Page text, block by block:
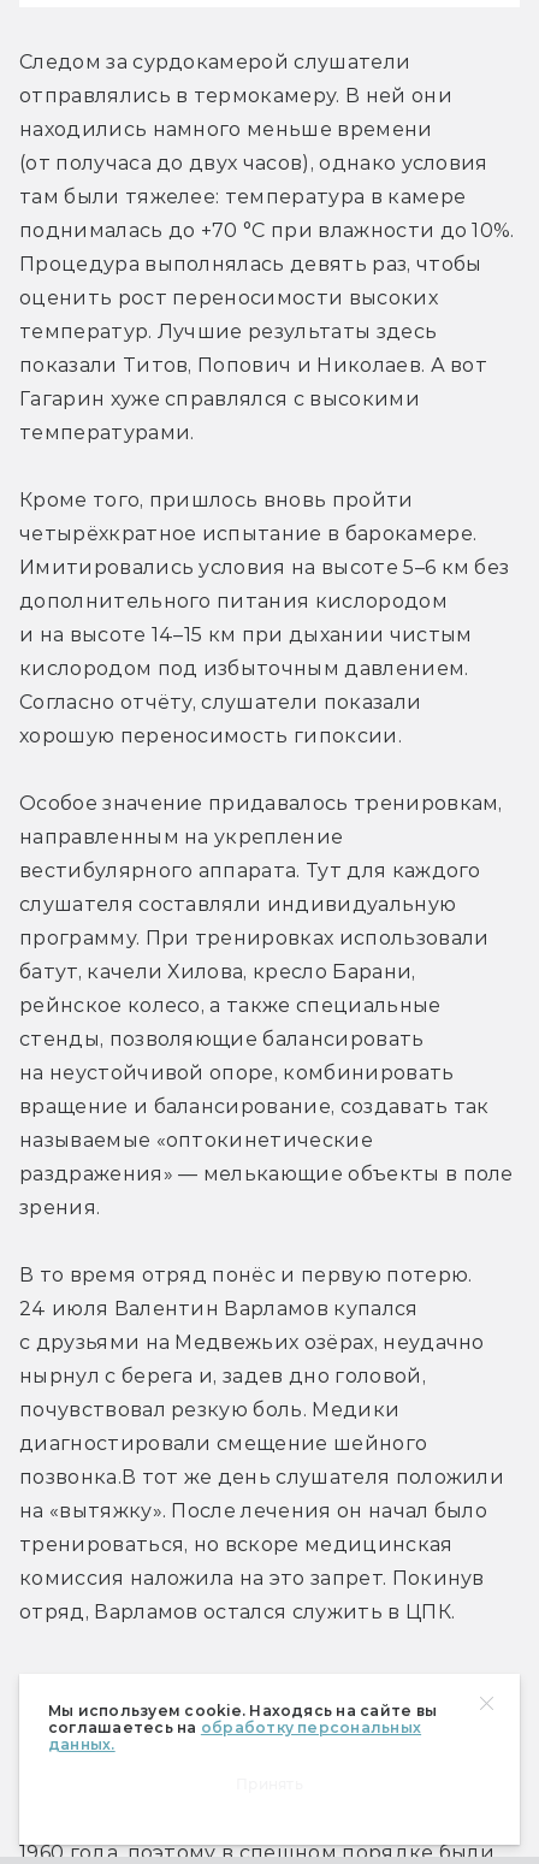
Мы используем cookie. Находясь на сайте вы
соглашаетесь на обработку персональных
данных.
Следом за сурдокамерой слушатели
отправлялись в термокамеру. В ней они
находились намного меньше времени
(от получаса до двух часов), однако условия
там были тяжелее: температура в камере
поднималась до +70 °С при влажности до 10%.
Процедура выполнялась девять раз, чтобы
оценить рост переносимости высоких
температур. Лучшие результаты здесь
показали Титов, Попович и Николаев. А вот
Гагарин хуже справлялся с высокими
температурами.
Кроме того, пришлось вновь пройти
четырёхкратное испытание в барокамере.
Имитировались условия на высоте 5–6 км без
дополнительного питания кислородом
и на высоте 14–15 км при дыхании чистым
кислородом под избыточным давлением.
Согласно отчёту, слушатели показали
хорошую переносимость гипоксии.
Особое значение придавалось тренировкам,
направленным на укрепление
вестибулярного аппарата. Тут для каждого
слушателя составляли индивидуальную
программу. При тренировках использовали
батут, качели Хилова, кресло Барани,
рейнское колесо, а также специальные
стенды, позволяющие балансировать
на неустойчивой опоре, комбинировать
вращение и балансирование, создавать так
называемые «оптокинетические
раздражения» — мелькающие объекты в поле
зрения.
В то время отряд понёс и первую потерю.
24 июля Валентин Варламов купался
с друзьями на Медвежьих озёрах, неудачно
нырнул с берега и, задев дно головой,
почувствовал резкую боль. Медики
диагностировали смещение шейного
позвонка.В тот же день слушателя положили
на «вытяжку». После лечения он начал было
тренироваться, но вскоре медицинская
комиссия наложила на это запрет. Покинув
отряд, Варламов остался служить в ЦПК.
Пилоты «Востока»
1960 года, поэтому в спешном порядке были